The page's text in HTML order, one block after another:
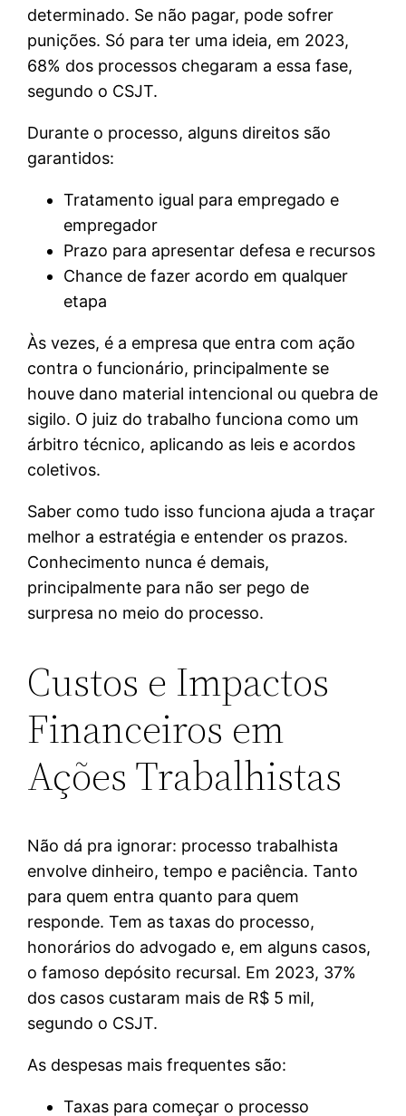
determinado. Se não pagar, pode sofrer
punições. Só para ter uma ideia, em 2023,
68% dos processos chegaram a essa fase,
segundo o CSJT.
Durante o processo, alguns direitos são
garantidos:
Tratamento igual para empregado e
empregador
Prazo para apresentar defesa e recursos
Chance de fazer acordo em qualquer
etapa
Às vezes, é a empresa que entra com ação
contra o funcionário, principalmente se
houve dano material intencional ou quebra de
sigilo. O juiz do trabalho funciona como um
árbitro técnico, aplicando as leis e acordos
coletivos.
Saber como tudo isso funciona ajuda a traçar
melhor a estratégia e entender os prazos.
Conhecimento nunca é demais,
principalmente para não ser pego de
surpresa no meio do processo.
Custos e Impactos
Financeiros em
Ações Trabalhistas
Não dá pra ignorar: processo trabalhista
envolve dinheiro, tempo e paciência. Tanto
para quem entra quanto para quem
responde. Tem as taxas do processo,
honorários do advogado e, em alguns casos,
o famoso depósito recursal. Em 2023, 37%
dos casos custaram mais de R$ 5 mil,
segundo o CSJT.
As despesas mais frequentes são:
Taxas para começar o processo